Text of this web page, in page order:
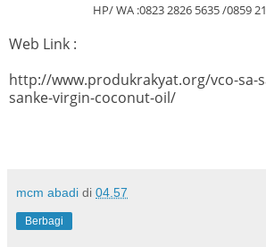
HP/ WA :0823 2826 5635 /0859
Web Link :
http://www.produkrakyat.org/vco-sa-
sanke-virgin-coconut-oil/
mcm abadi di 04.57
Berbagi